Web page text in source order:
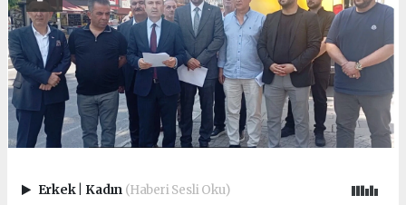
Erkek Kadın (Haberi Sesli Oku)